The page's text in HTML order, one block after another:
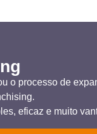
o processo de
eficaz e muito